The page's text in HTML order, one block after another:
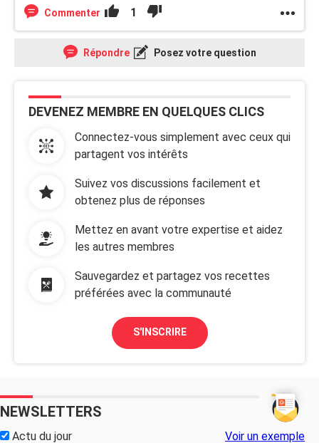
Commenter 1
Répondre Posez votre question
DEVENEZ MEMBRE EN QUELQUES CLICS
Connectez-vous simplement avec ceux qui
partagent vos intérêts
Suivez vos discussions facilement et
obtenez plus de réponses
Mettez en avant votre expertise et aidez
les autres membres
Sauvegardez et partagez vos recettes
préférées avec la communauté
S'INSCRIRE
NEWSLETTERS
Actu du jour Voir un exemple